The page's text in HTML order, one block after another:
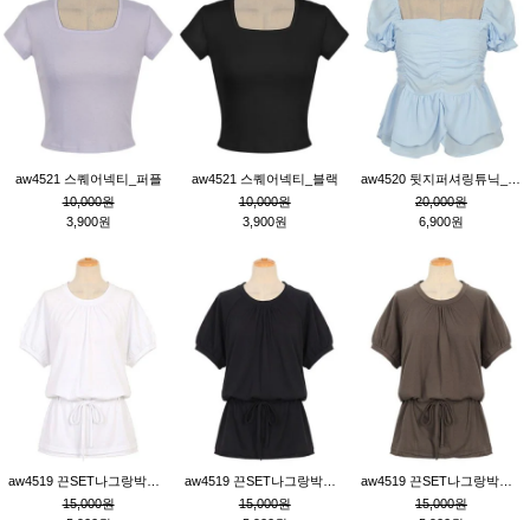
aw4521 스퀘어넥티_퍼플
10,000원
3,900원
aw4521 스퀘어넥티_블랙
10,000원
3,900원
20,000원
6,900원
15,000원
15,000원
15,000원